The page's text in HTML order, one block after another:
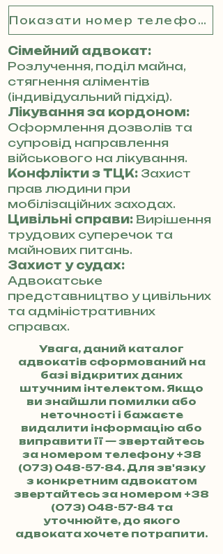
Показати номер телефону
Сімейний адвокат:
Розлучення, поділ майна,
стягнення аліментів
(індивідуальний підхід).
Лікування за кордоном:
Оформлення дозволів та
супровід направлення
військового на лікування.
Конфлікти з ТЦК: Захист
прав людини при
мобілізаційних заходах.
Цивільні справи: Вирішення
трудових суперечок та
майнових питань.
Захист у судах:
Адвокатське
представництво у цивільних
та адміністративних
справах.
Увага, даний каталог
адвокатів сформований на
базі відкритих даних
штучним інтелектом. Якщо
ви знайшли помилки або
неточності і бажаєте
видалити інформацію або
виправити її — звертайтесь
за номером телефону +38
(073) 048-57-84. Для зв'язку
з конкретним адвокатом
звертайтесь за номером +38
(073) 048-57-84та
уточнюйте, до якого
адвоката хочете потрапити.